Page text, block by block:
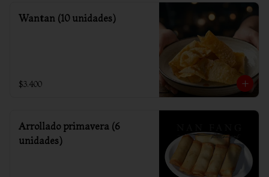
Wantan (10 unidades)
$3.400
Arrollado primavera (6
unidades)